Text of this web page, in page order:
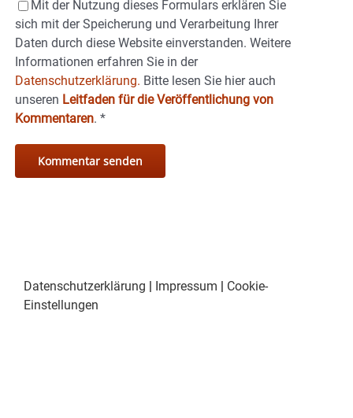
Mit der Nutzung dieses Formulars erklären Sie
sich mit der Speicherung und Verarbeitung Ihrer
Daten durch diese Website einverstanden. Weitere
Informationen erfahren Sie in der
Datenschutzerklärung. Bitte lesen Sie hier auch
unseren Leitfaden für die Veröffentlichung von
Kommentaren. *
Datenschutzerklärung | Impressum | Cookie-
Einstellungen